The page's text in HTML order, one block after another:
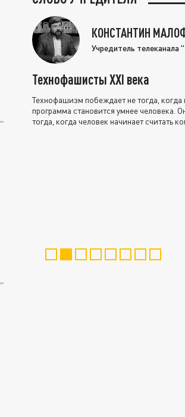
КОНСТАНТИН
Учредитель телеканала
Технофашисты XXI века
Технофашизм побеждает не тогда, когда
программа становится умнее человека.
тогда, когда человек начинает считать